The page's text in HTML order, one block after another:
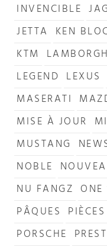
INVENCIBLE
JETTA KEN
KTM
LEGEND LEXUS
MASERATI
MISE À JOUR
MUSTANG
NOBLE
NU FANGZ ONE
PÂQUES PIÈCES
PORSCHE